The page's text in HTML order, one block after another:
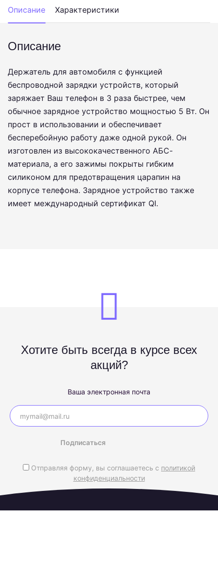
Описание Характеристики
Описание
Держатель для автомобиля с функцией
беспроводной зарядки устройств, который
заряжает Ваш телефон в 3 раза быстрее, чем
обычное зарядное устройство мощностью 5 Вт. Он
прост в использовании и обеспечивает
бесперебойную работу даже одной рукой. Он
изготовлен из высококачественного АБС-
материала, а его зажимы покрыты гибким
силиконом для предотвращения царапин на
корпусе телефона. Зарядное устройство также
имеет международный сертификат QI.
Хотите быть всегда в курсе всех
акций?
Ваша электронная почта
Подписаться
Отправляя форму, вы соглашаетесь с политикой
конфиденциальности